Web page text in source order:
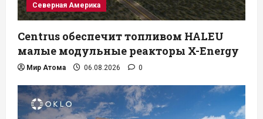
Северная Америка
Centrus обеспечит топливом HALEU
малые модульные реакторы X-Energy
Мир Атома 06.08.2026 0